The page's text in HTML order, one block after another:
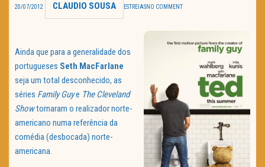
Política de Privacidade
20/07/2012 CLAUDIO SOUSA ESTREIASNO COMMENT
Ainda que para a generalidade dos
portugueses Seth MacFarlane
seja um total desconhecido, as
séries Family Guye The Cleveland
Showtornaram o realizador norte-
americano numa referência da
comédia (desbocada) norte-
americana.